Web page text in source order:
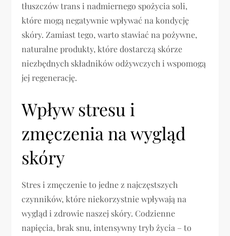
tłuszczów trans i nadmiernego spożycia soli,
które mogą negatywnie wpływać na kondycję
skóry. Zamiast tego, warto stawiać na pożywne,
naturalne produkty, które dostarczą skórze
niezbędnych składników odżywczych i wspomogą
jej regenerację.
Wpływ stresu i
zmęczenia na wygląd
skóry
Stres i zmęczenie to jedne z najczęstszych
czynników, które niekorzystnie wpływają na
wygląd i zdrowie naszej skóry. Codzienne
napięcia, brak snu, intensywny tryb życia – to